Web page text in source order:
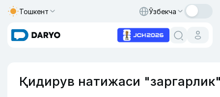
Тошкент Ўзбекча
Қидирув натижаси